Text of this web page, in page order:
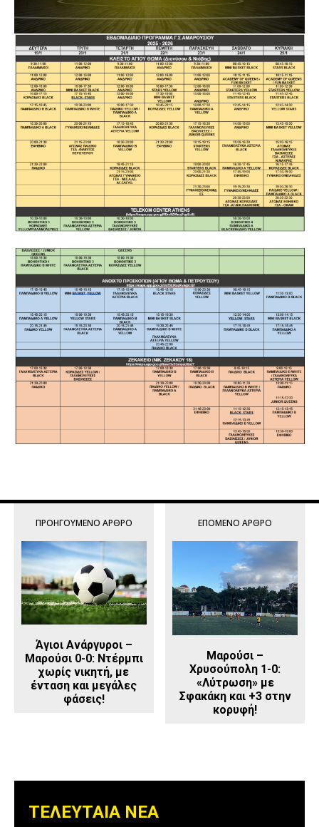
ΠΡΟΗΓΟΎΜΕΝΟ ΆΡΘΡΟ
Άγιοι Ανάργυροι –
Μαρούσι 0-0: Ντέρμπι
χωρίς νικητή, με
ένταση και μεγάλες
φάσεις!
ΕΠΌΜΕΝΟ ΆΡΘΡΟ
Μαρούσι –
Χρυσούπολη 1-0:
«Λύτρωση» με
Σφακάκη και +3 στην
κορυφή!
ΤΕΛΕΥΤΑΙΑ ΝΕΑ